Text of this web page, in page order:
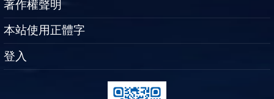
著作權聲明
本站使用正體字
登入